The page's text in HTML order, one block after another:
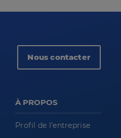
Nous contacter
À PROPOS
Profil de l'entreprise